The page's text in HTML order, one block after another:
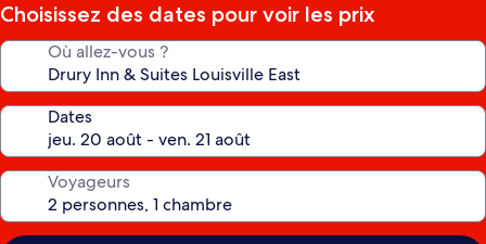
Choisissez des dates pour voir les prix
Où allez-vous ?
Dates
Voyageurs